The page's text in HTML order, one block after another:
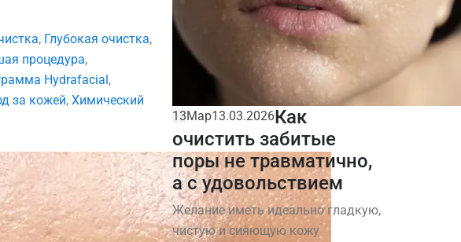
, Глубокая очистка,
процедура,
Hydrafacial,
за кожей, Химический
13Мар13.03.2026Как
очистить забитые
поры не травматично,
а с удовольствием
Желание иметь идеально гладкую,
чистую и сияющую кожу